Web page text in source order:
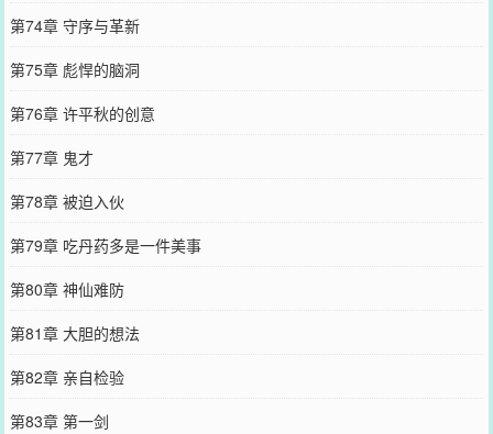
第74章 守序与革新
第75章 彪悍的脑洞
第76章 许平秋的创意
第77章 鬼才
第78章 被迫入伙
第79章 吃丹药多是一件美事
第80章 神仙难防
第81章 大胆的想法
第82章 亲自检验
第83章 第一剑